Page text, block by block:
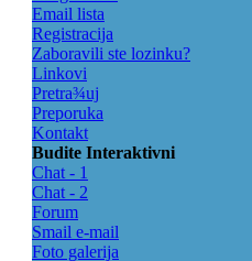
Email lista
Registracija
Zaboravili ste lozinku?
Linkovi
Pretra¾uj
Preporuka
Kontakt
Budite Interaktivni
Chat - 1
Chat - 2
Forum
Smail e-mail
Foto galerija